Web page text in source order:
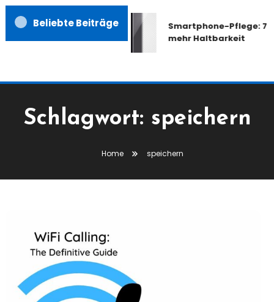
Beliebte Beiträge
Smartphone-Pflege: 7
mehr Haltbarkeit
Schlagwort: speichern
Home speichern